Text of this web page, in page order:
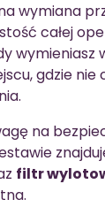
wymiana
całej
wymieniasz
gdzie nie
na
filtr